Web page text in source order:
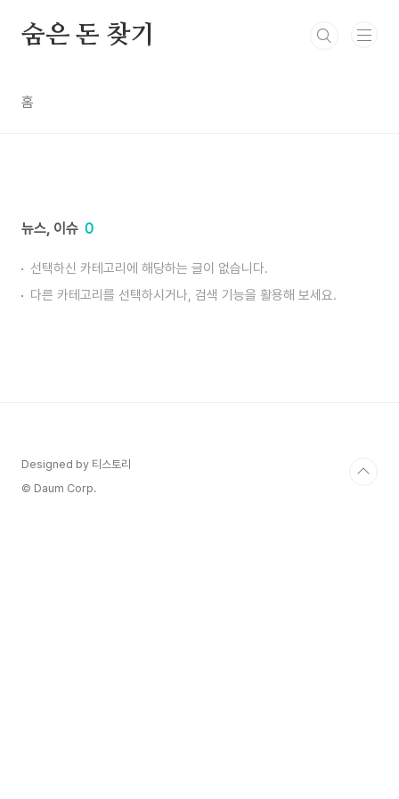
숨은 돈 찾기
홈
뉴스, 이슈 0
선택하신 카테고리에 해당하는 글이 없습니다.
다른 카테고리를 선택하시거나, 검색 기능을 활용해 보세요.
Designed by 티스토리
© Daum Corp.